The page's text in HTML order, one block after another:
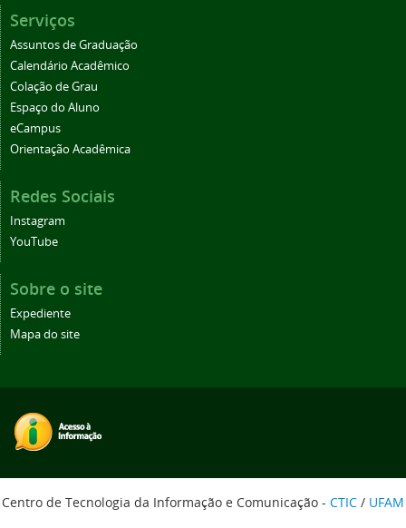
Serviços
Assuntos de Graduação
Calendário Acadêmico
Colação de Grau
Espaço do Aluno
eCampus
Orientação Acadêmica
Redes Sociais
Instagram
YouTube
Sobre o site
Expediente
Mapa do site
Centro de Tecnologia da Informação e Comunicação - CTIC / UFAM